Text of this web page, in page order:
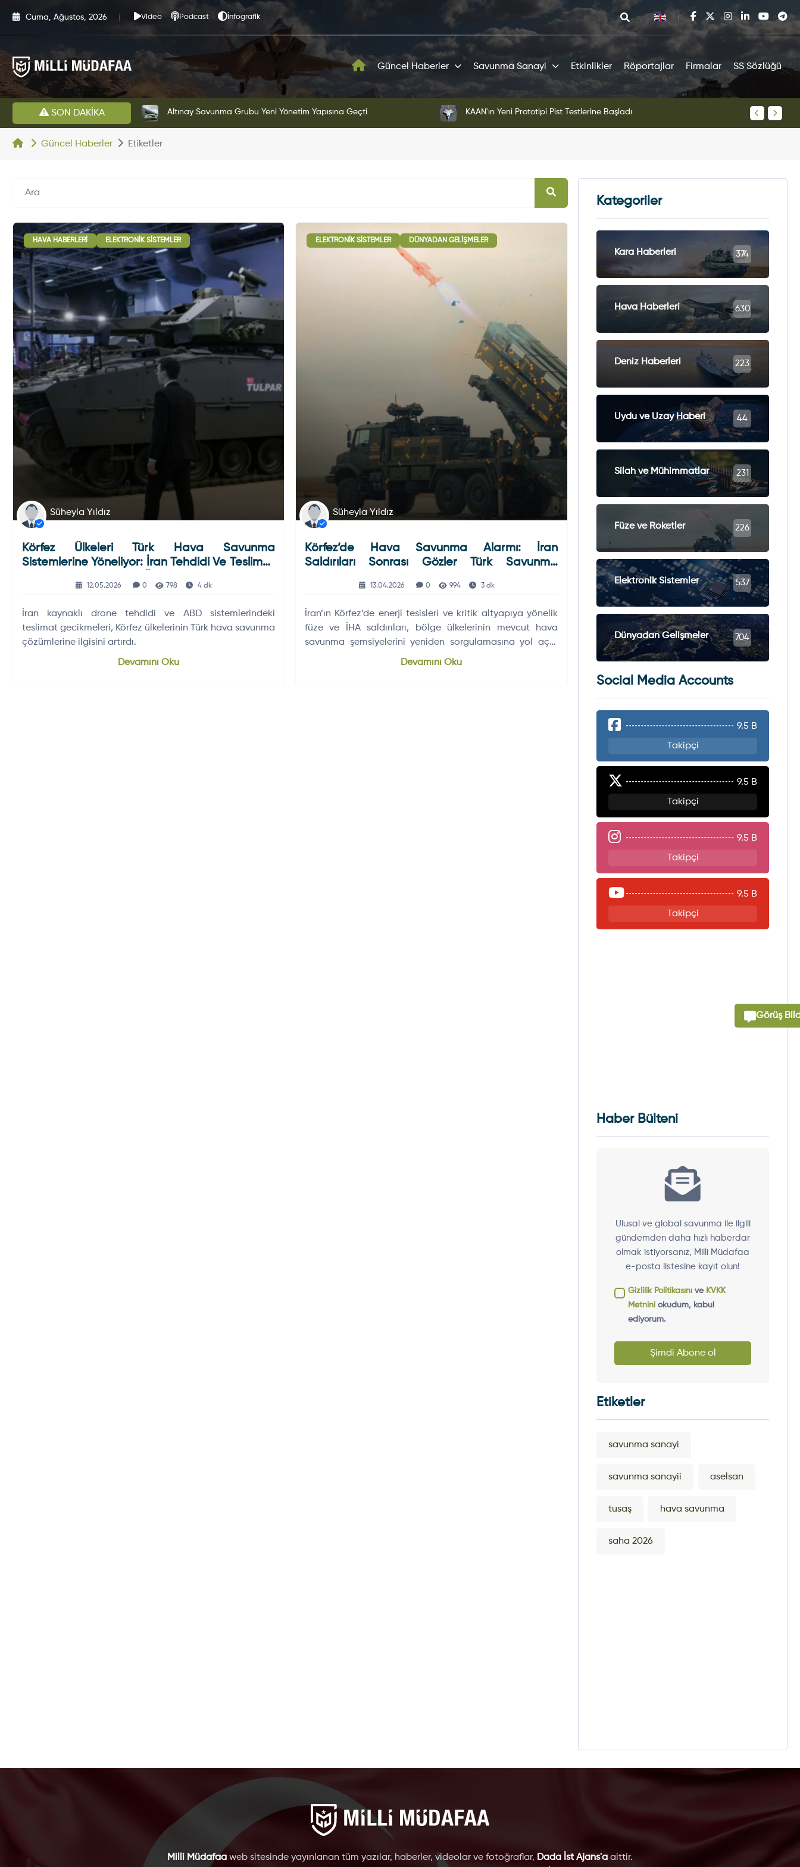
Cuma, Ağustos, 2026 Video Podcast İnfografik
Güncel Haberler Savunma Sanayi Etkinlikler Röportajlar Firmalar SS Sözlüğü
SON DAKİKA Altınay Savunma Grubu Yeni Yönetim Yapısına Geçti KAAN'ın Yeni Prototipi Pist Testlerine Başladı KAAN
Güncel Haberler Etiketler
HAVA HABERLERI ELEKTRONIK SISTEMLER
Süheyla Yıldız
Körfez Ülkeleri Türk Hava Savunma
Sistemlerine Yöneliyor: İran Tehdidi Ve Teslimat
12.05.2026 0 798 4 dk
İran kaynaklı drone tehdidi ve ABD sistemlerindeki
teslimat gecikmeleri, Körfez ülkelerinin Türk hava savunma
çözümlerine ilgisini artırdı.
Devamını Oku
ELEKTRONIK SISTEMLER DÜNYADAN GELIŞMELER
Süheyla Yıldız
Körfez’de Hava Savunma Alarmı: İran
Saldırıları Sonrası Gözler Türk Savunma
13.04.2026 0 994 3 dk
İran’ın Körfez’de enerji tesisleri ve kritik altyapıya yönelik
füze ve İHA saldırıları, bölge ülkelerinin mevcut hava
savunma şemsiyelerini yeniden sorgulamasına yol açtı.
Uzmanlar, bu süreçte Türkiye’nin hava savunma ve
Devamını Oku
Kategoriler
Kara Haberleri 374
Hava Haberleri 630
Deniz Haberleri 223
Uydu ve Uzay Haberi 44
Silah ve Mühimmatlar 231
Füze ve Roketler 226
Elektronik Sistemler 537
Dünyadan Gelişmeler 704
Social Media Accounts
9.5 B
Takipçi
9.5 B
Takipçi
9.5 B
Takipçi
9.5 B
Takipçi
Haber Bülteni
Ulusal ve global savunma ile ilgili
gündemden daha hızlı haberdar
olmak istiyorsanız, Milli Müdafaa
e-posta listesine kayıt olun!
Gizlilik Politikasını ve KVKK
Metnini okudum, kabul
ediyorum.
Şimdi Abone ol
Etiketler
savunma sanayi
savunma sanayii aselsan
tusaş hava savunma
saha 2026
Görüş
Milli Müdafaa web sitesinde yayınlanan tüm yazılar, haberler, videolar ve fotoğraflar, Dada İst Ajans'a aittir.